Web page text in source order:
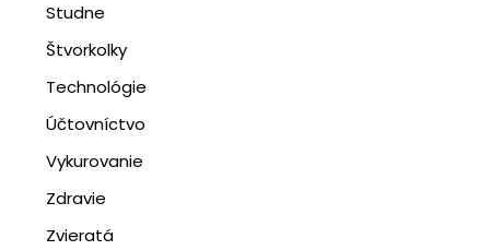
Studne
Štvorkolky
Technológie
Účtovníctvo
Vykurovanie
Zdravie
Zvieratá